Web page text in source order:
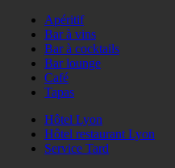
Apéritif
Bar à vins
Bar à cocktails
Bar lounge
Café
Tapas
Hôtel Lyon
Hôtel restaurant Lyon
Service Tard